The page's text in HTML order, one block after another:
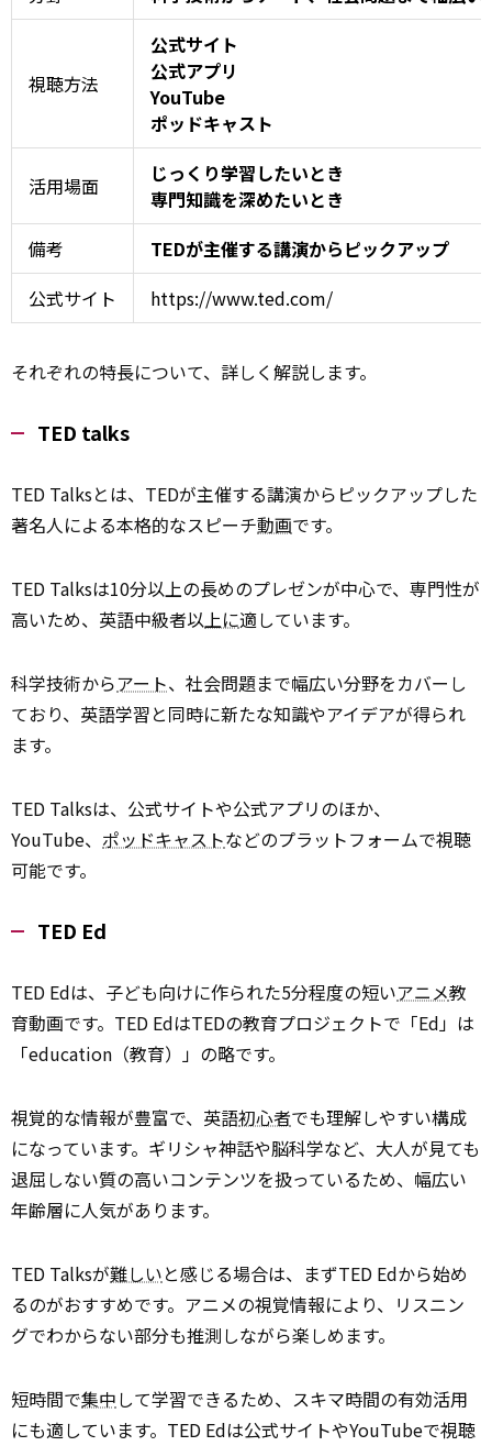
視聴方法
公式サイト
公式アプリ
YouTube
ポッドキャスト
活用場面
じっくり学習したいとき
専門知識を深めたいとき
備考
TEDが主催する講演からピックアップ
公式サイト
https://www.ted.com/
それぞれの特長について、詳しく解説します。
TED talks
TED Talksとは、TEDが主催する講演からピックアップした
著名人による本格的なスピーチ動画です。
TED Talksは10分以上の長めのプレゼンが中心で、専門性が
高いため、英語中級者以上に適しています。
科学技術からアート、社会問題まで幅広い分野をカバーし
ており、英語学習と同時に新たな知識やアイデアが得られ
ます。
TED Talksは、公式サイトや公式アプリのほか、
YouTube、 ポッドキャストなどのプラットフォームで視聴
可能です。
TED Ed
TED Edは、子ども向けに作られた5分程度の短いアニメ教
育動画です。TED EdはTEDの教育プロジェクトで「Ed」は
「education（教育）」の略です。
視覚的な情報が豊富で、英語初心者でも理解しやすい構成
になっています。ギリシャ神話や脳科学など、大人が見ても
退屈しない質の高いコンテンツを扱っているため、幅広い
年齢層に人気があります。
TED Talksが難しいと感じる場合は、まずTED Edから始め
るのがおすすめです。アニメの視覚情報により、リスニン
グでわからない部分も推測しながら楽しめます。
短時間で集中して学習できるため、スキマ時間の有効活用
にも適しています。TED Edは公式サイトやYouTubeで視聴